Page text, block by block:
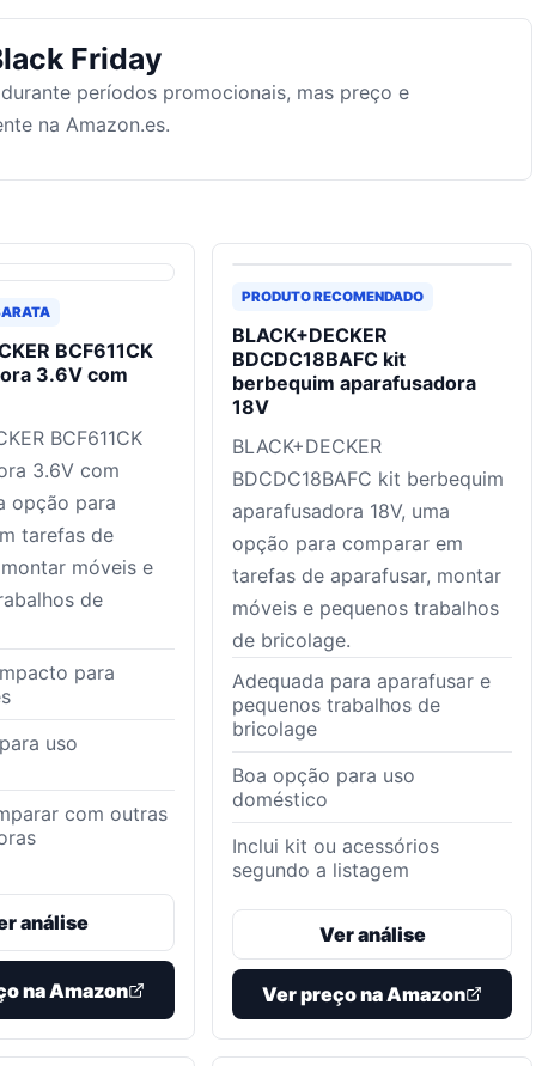
Friday
períodos promocionais, mas preço e
na Amazon.es.
BCF611CK
3.6V com
BCF611CK
3.6V com
opção para
tarefas de
móveis e
de
para
uso
com outras
análise
na Amazon
PRODUTO RECOMENDADO
BLACK+DECKER
BDCDC18BAFC kit
berbequim aparafusadora
18V
BLACK+DECKER
BDCDC18BAFC kit berbequim
aparafusadora 18V, uma
opção para comparar em
tarefas de aparafusar, montar
móveis e pequenos trabalhos
de bricolage.
Adequada para aparafusar e
pequenos trabalhos de
bricolage
Boa opção para uso
doméstico
Inclui kit ou acessórios
segundo a listagem
Ver análise
Ver preço na Amazon